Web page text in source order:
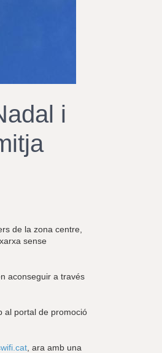
l
i
de la zona centre,
sense
aconseguir a través
al portal de promoció
, ara amb una